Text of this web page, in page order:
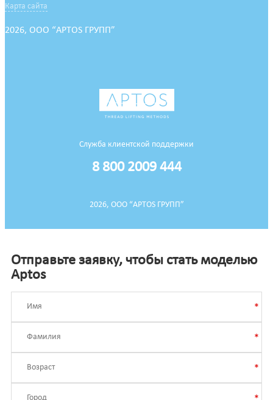
Карта сайта
2026, ООО “APTOS ГРУПП”
Служба клиентской поддержки
8 800 2009 444
2026, ООО “APTOS ГРУПП”
Отправьте заявку, чтобы стать моделью
Aptos